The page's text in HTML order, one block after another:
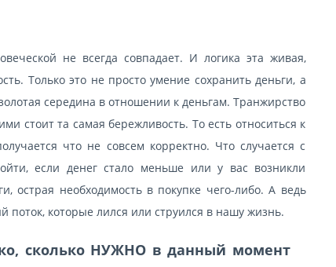
не всегда совпадает. И логика эта живая,
Только это не просто умение сохранить деньги, а
середина в отношении к деньгам. Транжирство
стоит та самая бережливость. То есть относиться к
что не совсем корректно. Что случается с
если денег стало меньше или у вас возникли
острая необходимость в покупке чего-либо. А ведь
которые лился или струился в нашу жизнь.
сколько НУЖНО в данный момент